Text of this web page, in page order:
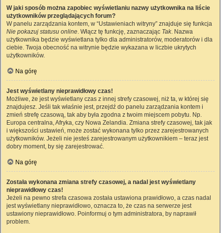
W jaki sposób można zapobiec wyświetlaniu nazwy użytkownika na liście
użytkowników przeglądających forum?
W panelu zarządzania kontem, w “Ustawieniach witryny” znajduje się funkcja
Nie pokazuj statusu online. Włącz tę funkcję, zaznaczając Tak. Nazwa
użytkownika będzie wyświetlana tylko dla administratorów, moderatorów i dla
ciebie. Twoja obecność na witrynie będzie wykazana w liczbie ukrytych
użytkowników.
Na górę
Jest wyświetlany nieprawidłowy czas!
Możliwe, że jest wyświetlany czas z innej strefy czasowej, niż ta, w której się
znajdujesz. Jeśli tak właśnie jest, przejdź do panelu zarządzania kontem i
zmień strefę czasową, tak aby była zgodna z twoim miejscem pobytu. Np.
Europa centralna, Afryka, czy Nowa Zelandia. Zmiana strefy czasowej, tak jak
i większości ustawień, może zostać wykonana tylko przez zarejestrowanych
użytkowników. Jeżeli nie jesteś zarejestrowanym użytkownikiem – teraz jest
dobry moment, by się zarejestrować.
Na górę
Została wykonana zmiana strefy czasowej, a nadal jest wyświetlany
nieprawidłowy czas!
Jeżeli na pewno strefa czasowa została ustawiona prawidłowo, a czas nadal
jest wyświetlany nieprawidłowo, oznacza to, że czas na serwerze jest
ustawiony nieprawidłowo. Poinformuj o tym administratora, by naprawił
problem.